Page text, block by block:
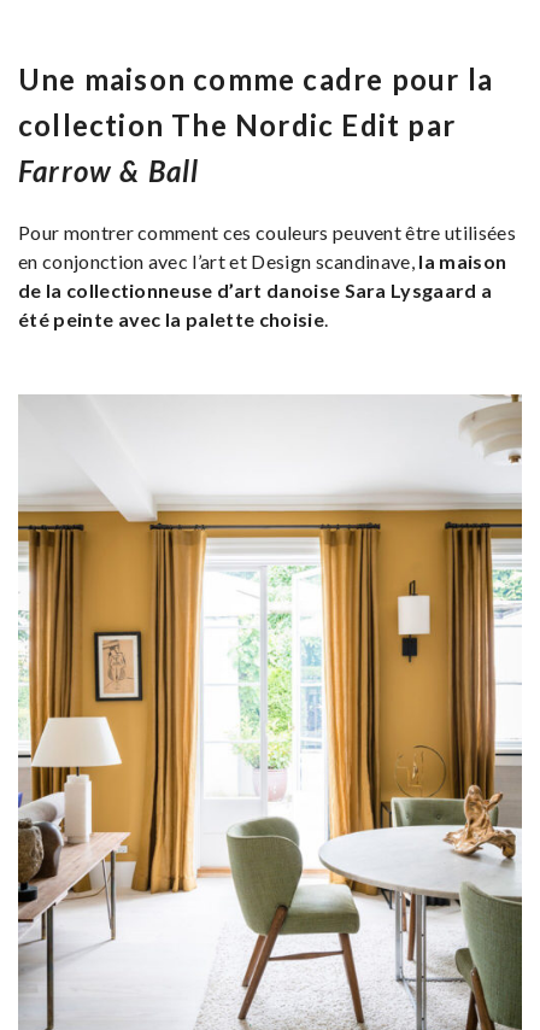
Une maison comme cadre pour la
collection The Nordic Edit par
Farrow & Ball
Pour montrer comment ces couleurs peuvent être utilisées
en conjonction avec l’art et Design scandinave, la maison
de la collectionneuse d’art danoise Sara Lysgaard a
été peinte avec la palette choisie.